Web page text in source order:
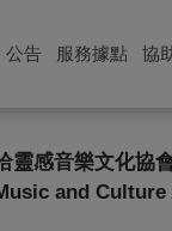
公告 服務據點 協
靈感音樂文化協
and